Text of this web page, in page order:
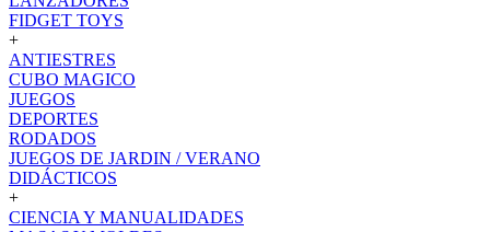
FIDGET TOYS
+
ANTIESTRES
CUBO MAGICO
JUEGOS
DEPORTES
RODADOS
JUEGOS DE JARDIN / VERANO
DIDÁCTICOS
+
CIENCIA Y MANUALIDADES